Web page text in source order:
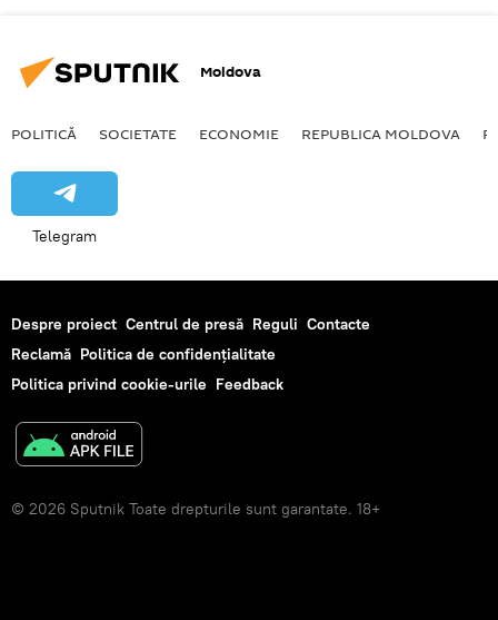
Moldova
POLITICĂ SOCIETATE ECONOMIE REPUBLICA MOLDOVA
Telegram
Despre proiect Centrul de presă Reguli Contacte
Reclamă Politica de confidențialitate
Politica privind cookie-urile Feedback
© 2026 Sputnik Toate drepturile sunt garantate. 18+